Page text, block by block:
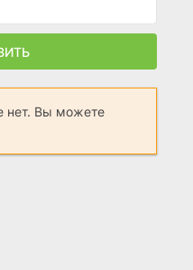
нет. Вы можете